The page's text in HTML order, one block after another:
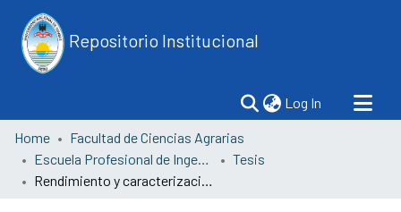
Repositorio Institucional
Log In (current)
Home
Facultad de Ciencias Agrarias
Escuela Profesional de Ingeniería Forestal y Medio Ambiente
Tesis
Rendimiento y caracterización del aceite esencial de palo santo (Bursera graveolens) obtenidas de ramas terminales y frutos aplicando dos métodos de extracción.